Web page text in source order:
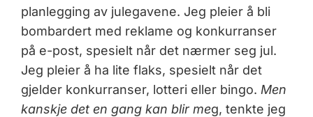
planlegging av julegavene. Jeg pleier å bli
bombardert med reklame og konkurranser
på e-post, spesielt når det nærmer seg jul.
Jeg pleier å ha lite flaks, spesielt når det
gjelder konkurranser, lotteri eller bingo. Men
kanskje det en gang kan blir meg, tenkte jeg